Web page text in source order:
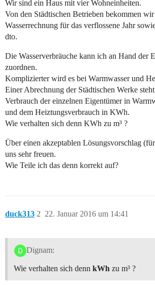
Wir sind ein Haus mit vier Wohneinheiten.
Von den Städtischen Betrieben bekommen
Wasserrechnung für das verflossene Jahr
dto.
Die Wasserverbräuche kann ich an Hand der
zuordnen.
Komplizierter wird es bei Warmwasser und
Einer Abrechnung der Städtischen Werke
Verbrauch der einzelnen Eigentümer in
und dem Heiztungsverbrauch in KWh.
Wie verhalten sich denn KWh zu m³ ?
Über einen akzeptablen Lösungsvorschlag
uns sehr freuen.
Wie Teile ich das denn korrekt auf?
duck313 22. Januar 2016 um 14:41
2
Dignam:
Wie verhalten sich denn kWh zu m³ ?